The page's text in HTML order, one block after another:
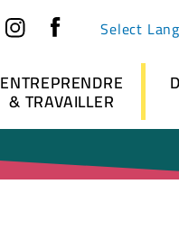
RéseauxSelect
ENTREPRENDRE
& TRAVAILLER